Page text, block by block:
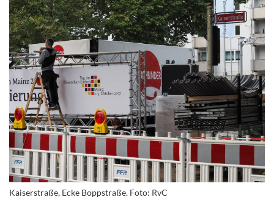
Kaiserstraße, Ecke Boppstraße. Foto: RvC